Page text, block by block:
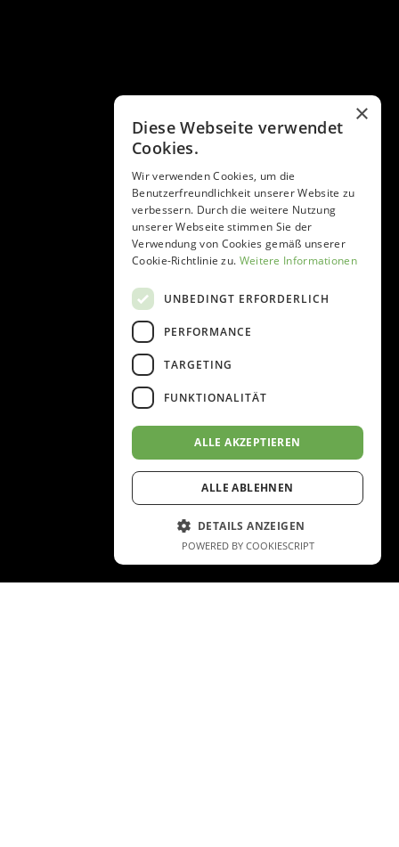
×
Diese Webseite verwendet
Cookies.
Wir verwenden Cookies, um die
Benutzerfreundlichkeit unserer Website zu
verbessern. Durch die weitere Nutzung
unserer Webseite stimmen Sie der
Verwendung von Cookies gemäß unserer
Cookie-Richtlinie zu. Weitere Informationen
UNBEDINGT ERFORDERLICH
PERFORMANCE
TARGETING
FUNKTIONALITÄT
ALLE AKZEPTIEREN
ALLE ABLEHNEN
DETAILS ANZEIGEN
POWERED BY COOKIESCRIPT